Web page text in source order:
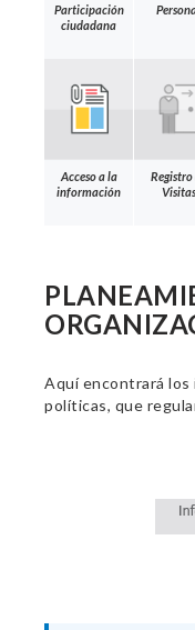
Participación
ciudadana
Acceso a la
información
Registro
Visitas
Aquí encontrará
políticas, que